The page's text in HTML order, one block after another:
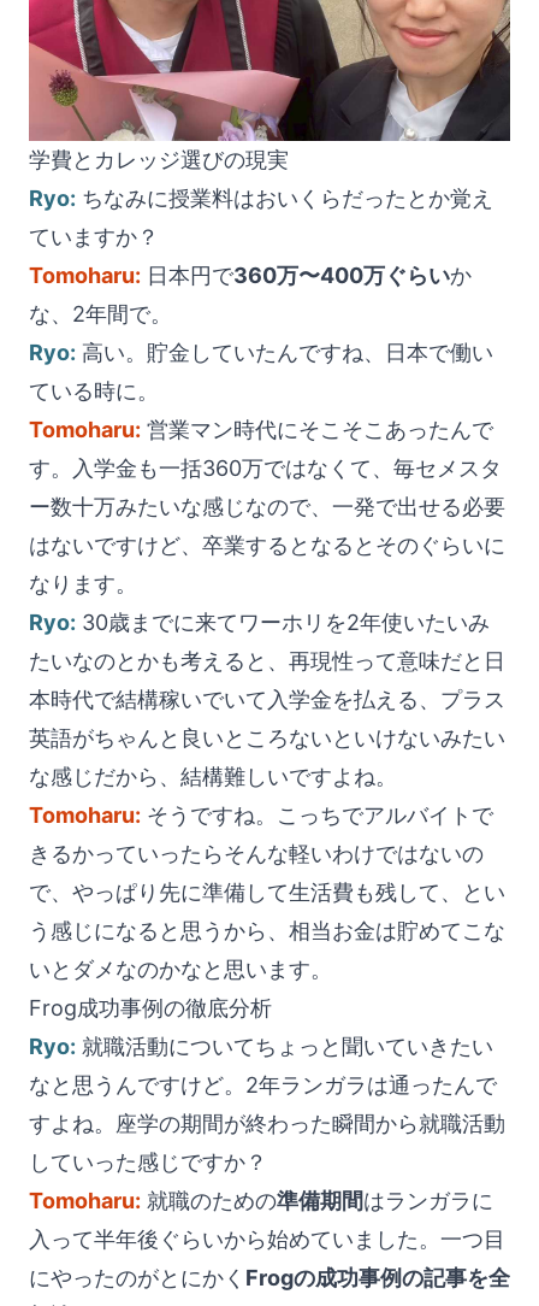
学費とカレッジ選びの現実
Ryo: ちなみに授業料はおいくらだったとか覚え
ていますか？
Tomoharu: 日本円で360万〜400万ぐらいか
な、2年間で。
Ryo: 高い。貯金していたんですね、日本で働い
ている時に。
Tomoharu: 営業マン時代にそこそこあったんで
す。入学金も一括360万ではなくて、毎セメスタ
ー数十万みたいな感じなので、一発で出せる必要
はないですけど、卒業するとなるとそのぐらいに
なります。
Ryo: 30歳までに来てワーホリを2年使いたいみ
たいなのとかも考えると、再現性って意味だと日
本時代で結構稼いでいて入学金を払える、プラス
英語がちゃんと良いところないといけないみたい
な感じだから、結構難しいですよね。
Tomoharu: そうですね。こっちでアルバイトで
きるかっていったらそんな軽いわけではないの
で、やっぱり先に準備して生活費も残して、とい
う感じになると思うから、相当お金は貯めてこな
いとダメなのかなと思います。
Frog成功事例の徹底分析
Ryo: 就職活動についてちょっと聞いていきたい
なと思うんですけど。2年ランガラは通ったんで
すよね。座学の期間が終わった瞬間から就職活動
していった感じですか？
Tomoharu: 就職のための準備期間はランガラに
入って半年後ぐらいから始めていました。一つ目
にやったのがとにかく Frogの成功事例の記事を全